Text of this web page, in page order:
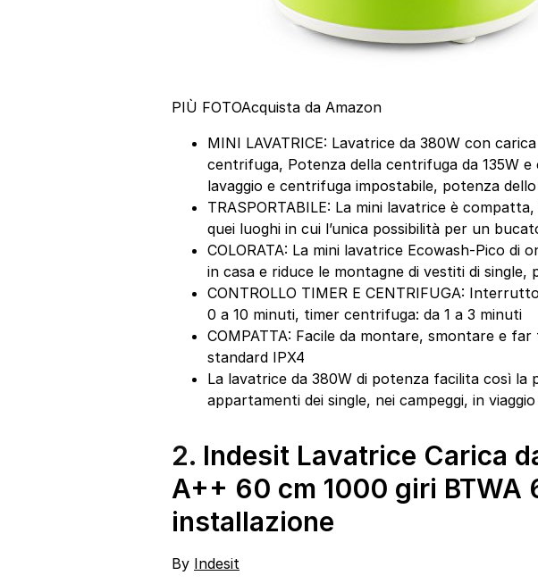
PIÙ FOTOAcquista da Amazon
MINI LAVATRICE: Lavatrice da 380W con
centrifuga, Potenza della centrifuga da 135W
lavaggio e centrifuga impostabile, potenza
TRASPORTABILE: La mini lavatrice è
quei luoghi in cui l’unica possibilità per un
COLORATA: La mini lavatrice Ecowash-Pico
in casa e riduce le montagne di vestiti di
CONTROLLO TIMER E CENTRIFUGA:
0 a 10 minuti, timer centrifuga: da 1 a 3 minuti
COMPATTA: Facile da montare, smontare e
standard IPX4
La lavatrice da 380W di potenza facilita così la
appartamenti dei single, nei campeggi, in
2. Indesit Lavatrice Carica
A++ 60 cm 1000 giri BTWA
installazione
By Indesit